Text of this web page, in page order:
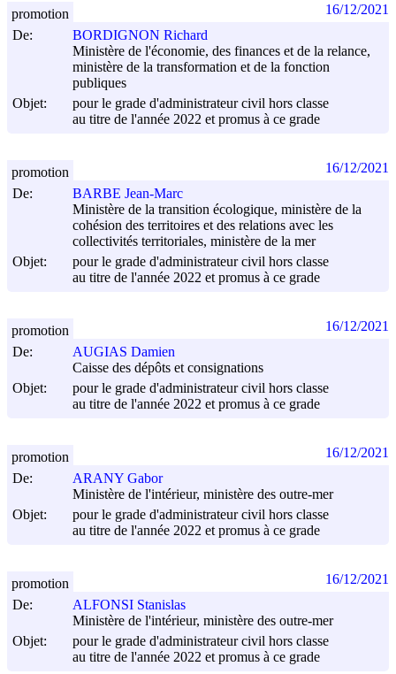
De:
BORDIGNON Richard
Ministère de l'économie, des finances et de la relance,
ministère de la transformation et de la fonction
publiques
Objet:
pour le grade d'administrateur civil hors classe
au titre de l'année 2022 et promus à ce grade
promotion 16/12/2021
De:
BARBE Jean-Marc
Ministère de la transition écologique, ministère de la
cohésion des territoires et des relations avec les
collectivités territoriales, ministère de la mer
Objet:
pour le grade d'administrateur civil hors classe
au titre de l'année 2022 et promus à ce grade
promotion 16/12/2021
De:
AUGIAS Damien
Caisse des dépôts et consignations
Objet:
pour le grade d'administrateur civil hors classe
au titre de l'année 2022 et promus à ce grade
promotion 16/12/2021
De:
ARANY Gabor
Ministère de l'intérieur, ministère des outre-mer
Objet:
pour le grade d'administrateur civil hors classe
au titre de l'année 2022 et promus à ce grade
promotion 16/12/2021
De:
ALFONSI Stanislas
Ministère de l'intérieur, ministère des outre-mer
Objet:
pour le grade d'administrateur civil hors classe
au titre de l'année 2022 et promus à ce grade
promotion 16/12/2021